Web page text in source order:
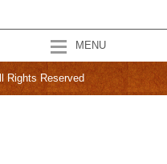
MENU
Rights Reserved